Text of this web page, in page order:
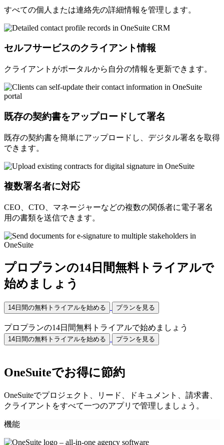
すべての個人または連絡先の詳細情報を管理します。
セルフサービスのクライアント情報
クライアントがポータルから自分の情報を更新できます。
既存の契約書をアップロードして署名
既存の契約書を簡単にアップロードし、デジタル署名を取得
できます。
複数署名者に対応
CEO、CTO、マネージャーなどの複数の関係者に電子署名
用の書類を送信できます。
プロプランの14日間無料トライアルで
始めましょう
14日間の無料トライアルを始める プランを見る
プロプランの14日間無料トライアルで始めましょう
14日間の無料トライアルを始める プランを見る
OneSuiteでお得に節約
OneSuiteでプロジェクト、リード、ドキュメント、請求書、
クライアントをすべて一つのアプリで管理しましょう。
機能